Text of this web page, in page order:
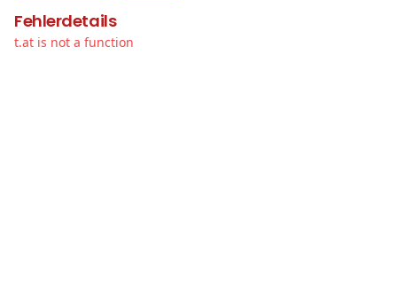
Fehlerdetails
t.at is not a function